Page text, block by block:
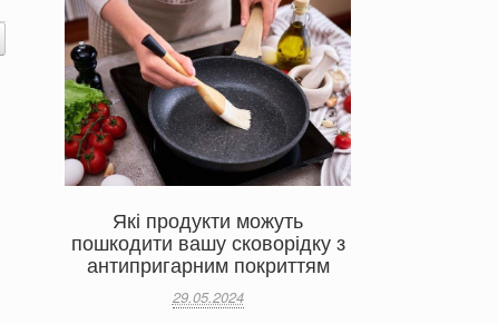
Які продукти можуть
пошкодити вашу сковорідку з
антипригарним покриттям
29.05.2024